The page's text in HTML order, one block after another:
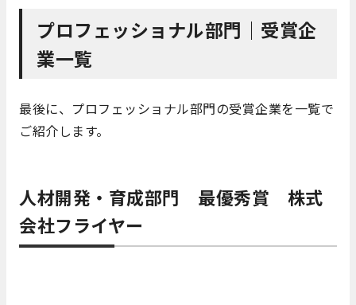
プロフェッショナル部門｜受賞企
業一覧
最後に、プロフェッショナル部門の受賞企業を一覧で
ご紹介します。
人材開発・育成部門 最優秀賞 株式
会社フライヤー